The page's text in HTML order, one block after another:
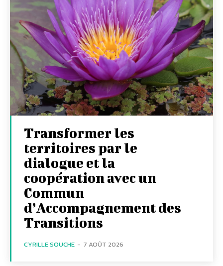
Transformer les
territoires par le
dialogue et la
coopération avec un
Commun
d’Accompagnement des
Transitions
CYRILLE SOUCHE - 7 AOÛT 2026